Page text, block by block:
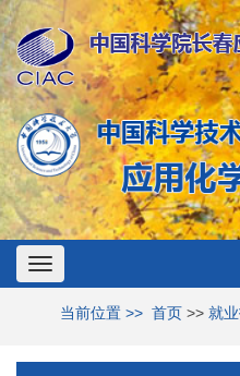
Toggle
navigation
当前位置 >> 首页 >> 就